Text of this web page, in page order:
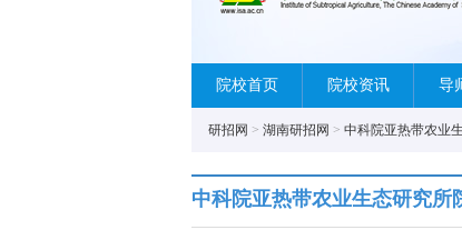
院校首页 院校资讯 导
研招网 > 湖南研招网 > 中科院亚热带农业
中科院亚热带农业生态研究所